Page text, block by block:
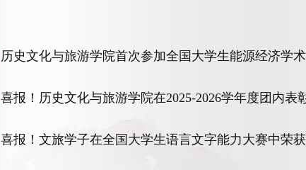
喜报！文旅学子在全国大学生语言文字能力大赛中荣